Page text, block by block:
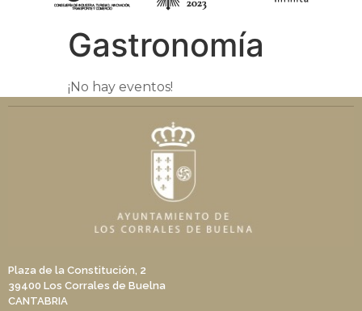
Gastronomía
¡No hay eventos!
Plaza de la Constitución, 2
39400 Los Corrales de Buelna
CANTABRIA